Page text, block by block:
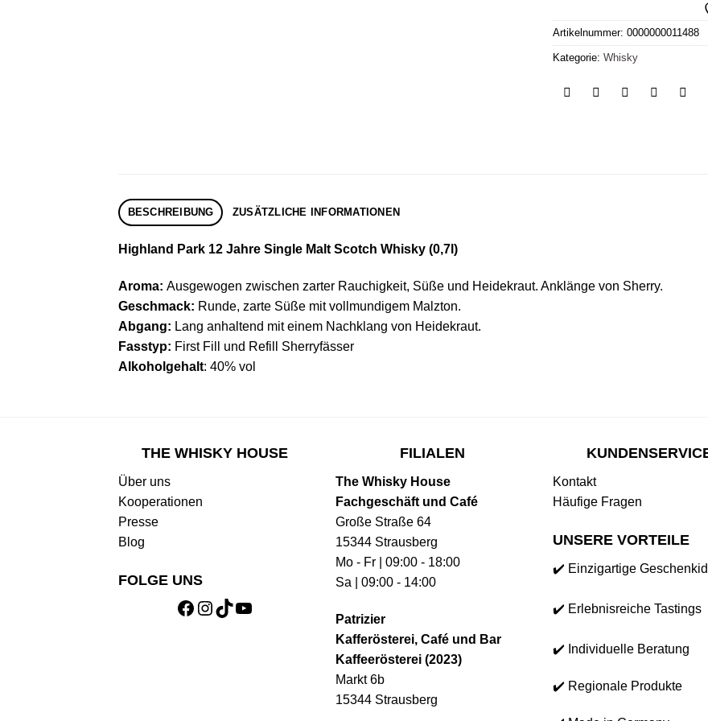
Artikelnummer: 0000000011488
Kategorie: Whisky
BESCHREIBUNG ZUSÄTZLICHE INFORMATIONEN
Highland Park 12 Jahre Single Malt Scotch Whisky (0,7l)
Aroma: Ausgewogen zwischen zarter Rauchigkeit, Süße und Heidekraut. Anklänge von Sherry.
Geschmack: Runde, zarte Süße mit vollmundigem Malzton.
Abgang: Lang anhaltend mit einem Nachklang von Heidekraut.
Fasstyp: First Fill und Refill Sherryfässer
Alkoholgehalt: 40% vol
THE WHISKY HOUSE
Über uns
Kooperationen
Presse
Blog
FOLGE UNS
Facebook
Instagram
TikTokYouTube
FILIALEN
The Whisky House
Fachgeschäft und Café
Große Straße 64
15344 Strausberg
Mo - Fr | 09:00 - 18:00
Sa | 09:00 - 14:00
Patrizier
Kafferösterei, Café und Bar
Kaffeerösterei (2023)
Markt 6b
15344 Strausberg
Kontakt
Häufige Fragen
UNSERE VORTEILE
✔️ Einzigartige
✔️ Erlebnisreiche Tastings
✔️ Individuelle Beratung
✔️ Regionale Produkte